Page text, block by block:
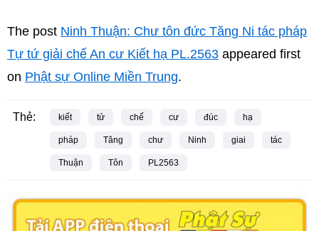
The post Ninh Thuận: Chư tôn đức Tăng Ni tác pháp
Tự tứ giải chế An cư Kiết hạ PL.2563 appeared first
on Phật sự Online Miền Trung.
Thẻ: kiết tử chế cư đúc hạ
pháp Tăng chư Ninh giai tác
Thuận Tôn PL2563